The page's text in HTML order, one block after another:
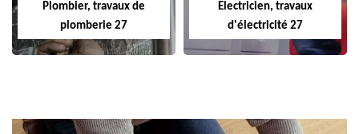
Plombier, travaux de
plomberie 27
Electricien, travaux
d'électricité 27